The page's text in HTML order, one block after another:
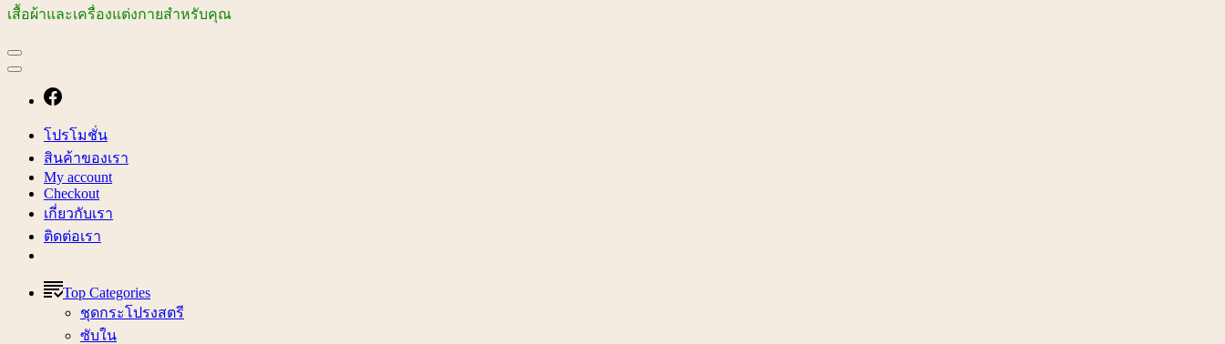
เสื้อผ้าและเครื่องแต่งกายสำหรับคุณ
โปรโมชั่น
สินค้าของเรา
My account
Checkout
เกี่ยวกับเรา
ติดต่อเรา
Top Categories
ชุดกระโปรงสตรี
ซับใน